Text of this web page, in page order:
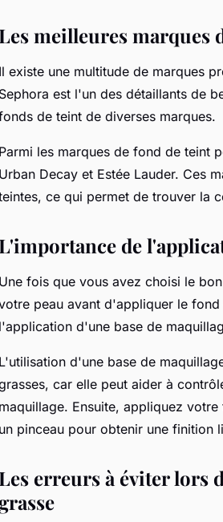
Les meilleures marques
Il existe une multitude de marques
Sephora est l'un des détaillants de
de teint de diverses marques.
Parmi les marques de fond de teint
Urban Decay et Estée Lauder. Ces
ce qui permet de trouver la
L'importance de
Une fois que vous avez choisi le
peau avant d'appliquer le
l'application d'une base de
L'utilisation d'une base de
car elle peut aider à
maquillage. Ensuite, appliquez
un pinceau pour obtenir une finition
Les erreurs à éviter lors